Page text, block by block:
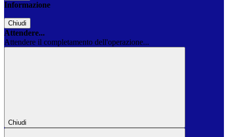
Informazione
Chiudi
Attendere...
Attendere il completamento dell'operazione...
Chiudi